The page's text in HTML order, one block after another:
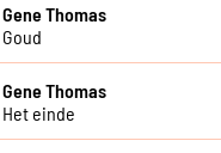
Gene Thomas
Goud
Gene Thomas
Het einde